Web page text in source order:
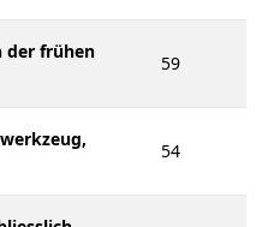
der frühen
59
54